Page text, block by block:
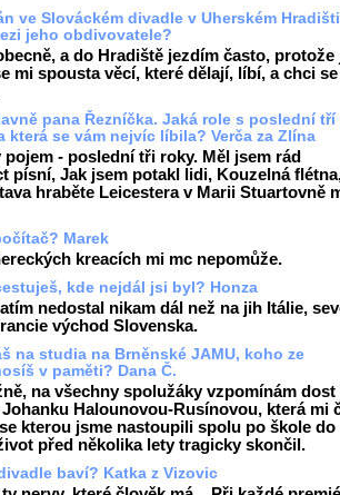
ve Slováckém divadle v Uherském
jeho obdivovatele?
a do Hradiště jezdím často, protože
mi spousta věcí, které dělají, líbí, a chci
pana Řezníčka. Jaká role s poslední tří
která se vám nejvíc líbila? Verča za Zlína
- poslední tři roky. Měl jsem rád
písní, Jak jsem potakl lidi, Kouzelná
hraběte Leicestera v Marii Stuartovně
Marek
kreacích mi mc nepomůže.
kde nejdál jsi byl? Honza
nedostal nikam dál než na jih Itálie,
východ Slovenska.
na studia na Brněnské JAMU, koho ze
v paměti? Dana Č.
na všechny spolužáky vzpomínám dost
Halounovou-Rusínovou, která mi
kterou jsme nastoupili spolu po škole do
před několika lety tragicky skončil.
baví? Katka z Vizovic